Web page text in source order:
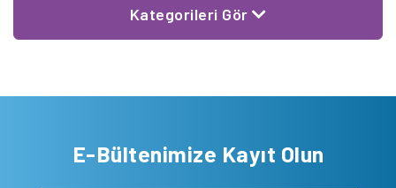
Kategorileri Gör
E-Bültenimize Kayıt Olun